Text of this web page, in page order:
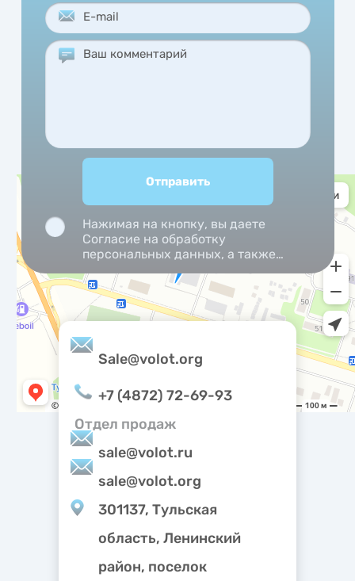
Нажимая на кнопку, вы даете
Согласие на обработку
персональных данных, а также
персональных данных
метрическими программами.
Sale@volot.org
+7 (4872) 72-69-93
Отдел продаж
sale@volot.ru
sale@volot.org
301137, Тульская
область, Ленинский
район, поселок